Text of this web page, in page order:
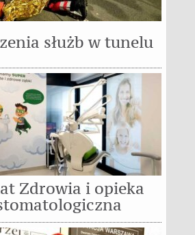
służb w tunelu
Zdrowia i opieka